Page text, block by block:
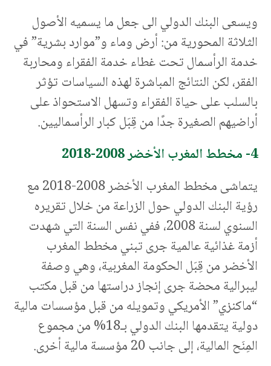
ويسعى البنك الدولي الى جعل ما يسميه الأصول
الثلاثة المحورية من: أرض وماء و”موارد بشرية” في
خدمة الرأسمال تحت غطاء خدمة الفقراء ومحاربة
الفقر، لكن النتائج المباشرة لهذه السياسات تؤثر
بالسلب على حياة الفقراء وتسهل الاستحواذ على
أراضيهم الصغيرة جدًا من قِبَل كبار الرأسماليين.
4- مخطط المغرب الأخضر 2008-2018
يتماشى مخطط المغرب الأخضر 2008-2018 مع
رؤية البنك الدولي حول الزراعة من خلال تقريره
السنوي لسنة 2008، ففي نفس السنة التي شهدت
أزمة غذائية عالمية جرى تبني مخطط المغرب
الأخضر من قِبَل الحكومة المغربية، وهي وصفة
ليبرالية محضة جرى إنجاز دراستها من قبل مكتب
“ماكنزي” الأمريكي وتمويله من قبل مؤسسات مالية
دولية يتقدمها البنك الدولي بـ18% من مجموع
المِنَح المالية، إلى جانب 20 مؤسسة مالية أخرى.